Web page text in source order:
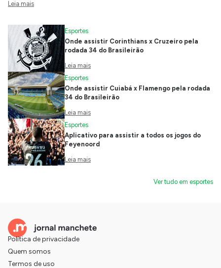
Leia mais
Esportes
Onde assistir Corinthians x Cruzeiro pela
rodada 34 do Brasileirão
Leia mais
Esportes
Onde assistir Cuiabá x Flamengo pela rodada
34 do Brasileirão
Leia mais
Esportes
Aplicativo para assistir a todos os jogos do
Feyenoord
Leia mais
Ver tudo em esportes
Política de privacidade
Quem somos
Termos de uso